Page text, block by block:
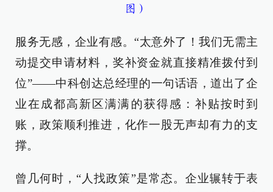
图）
服务无感，企业有感。“太意外了！我们无需主
动提交申请材料，奖补资金就直接精准拨付到
位”——中科创达总经理的一句话语，道出了企
业在成都高新区满满的获得感：补贴按时到
账，政策顺利推进，化作一股无声却有力的支
撑。
曾几何时，“人找政策”是常态。企业辗转于表